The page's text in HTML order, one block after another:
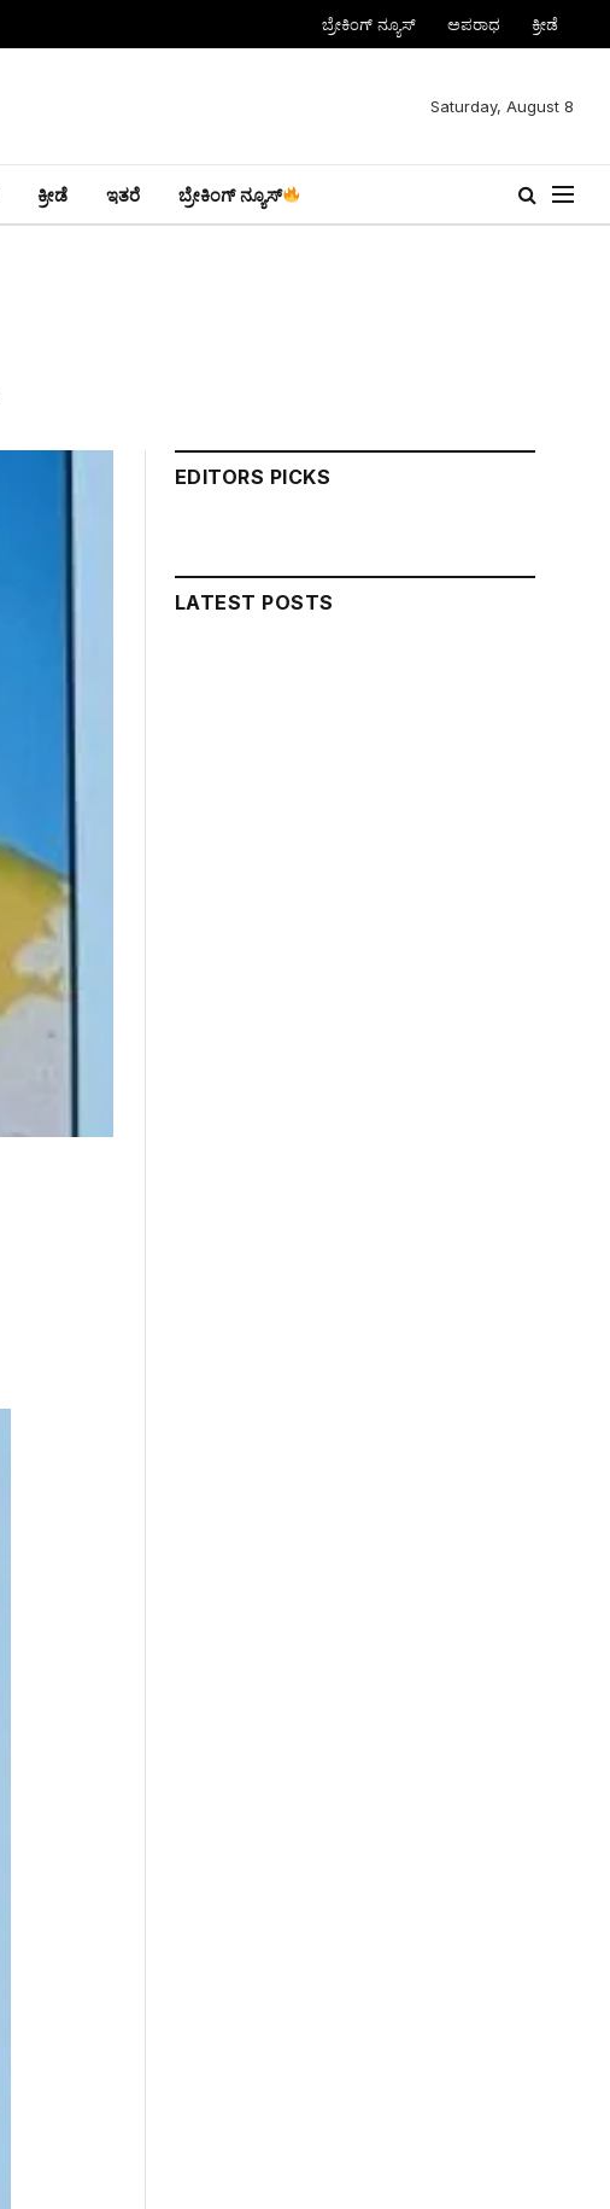
ಬ್ರೇಕಿಂಗ್ ನ್ಯೂಸ್ ಅಪರಾಧ ಕ್ರೀಡೆ
Saturday, August 8
ಕ್ರೀಡೆ ಇತರೆ ಬ್ರೇಕಿಂಗ್ ನ್ಯೂಸ್
EDITORS PICKS
LATEST POSTS